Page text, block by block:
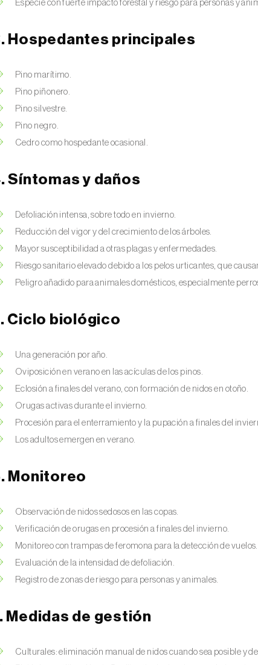
Especie con fuerte impacto forestal y riesgo para personas y
Hospedantes principales
Pino marítimo.
Pino piñonero.
Pino silvestre.
Pino negro.
Cedro como hospedante ocasional.
Síntomas y daños
Defoliación intensa, sobre todo en invierno.
Reducción del vigor y del crecimiento de los árboles.
Mayor susceptibilidad a otras plagas y enfermedades.
Riesgo sanitario elevado debido a los pelos urticantes, que
Peligro añadido para animales domésticos, especialmente
Ciclo biológico
Una generación por año.
Oviposición en verano en las acículas de los pinos.
Eclosión a finales del verano, con formación de nidos en otoño.
Orugas activas durante el invierno.
Procesión para el enterramiento y la pupación a finales del
Los adultos emergen en verano.
Monitoreo
Observación de nidos sedosos en las copas.
Verificación de orugas en procesión a finales del invierno.
Monitoreo con trampas de feromona para la detección de vuelos.
Evaluación de la intensidad de defoliación.
Registro de zonas de riesgo para personas y animales.
Medidas de gestión
Culturales: eliminación manual de nidos cuando sea posible y